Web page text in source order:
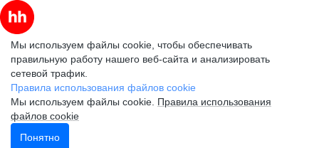
Мы используем файлы cookie, чтобы обеспечивать
правильную работу нашего веб-сайта и анализировать
сетевой трафик.
Правила использования файлов cookie
Мы используем файлы cookie. Правила использования
файлов cookie
Понятно